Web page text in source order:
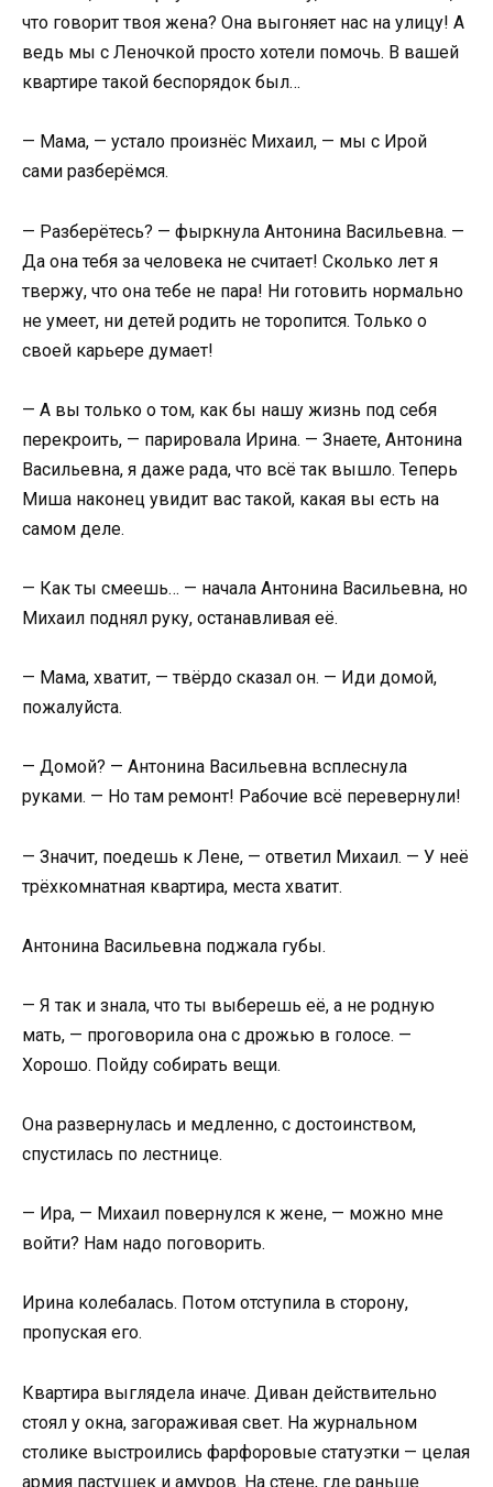
что говорит твоя жена? Она выгоняет нас на улицу! А
ведь мы с Леночкой просто хотели помочь. В вашей
квартире такой беспорядок был…
— Мама, — устало произнёс Михаил, — мы с Ирой
сами разберёмся.
— Разберётесь? — фыркнула Антонина Васильевна. —
Да она тебя за человека не считает! Сколько лет я
твержу, что она тебе не пара! Ни готовить нормально
не умеет, ни детей родить не торопится. Только о
своей карьере думает!
— А вы только о том, как бы нашу жизнь под себя
перекроить, — парировала Ирина. — Знаете, Антонина
Васильевна, я даже рада, что всё так вышло. Теперь
Миша наконец увидит вас такой, какая вы есть на
самом деле.
— Как ты смеешь… — начала Антонина Васильевна, но
Михаил поднял руку, останавливая её.
— Мама, хватит, — твёрдо сказал он. — Иди домой,
пожалуйста.
— Домой? — Антонина Васильевна всплеснула
руками. — Но там ремонт! Рабочие всё перевернули!
— Значит, поедешь к Лене, — ответил Михаил. — У неё
трёхкомнатная квартира, места хватит.
Антонина Васильевна поджала губы.
— Я так и знала, что ты выберешь её, а не родную
мать, — проговорила она с дрожью в голосе. —
Хорошо. Пойду собирать вещи.
Она развернулась и медленно, с достоинством,
спустилась по лестнице.
— Ира, — Михаил повернулся к жене, — можно мне
войти? Нам надо поговорить.
Ирина колебалась. Потом отступила в сторону,
пропуская его.
Квартира выглядела иначе. Диван действительно
стоял у окна, загораживая свет. На журнальном
столике выстроились фарфоровые статуэтки — целая
армия пастушек и амуров. На стене, где раньше